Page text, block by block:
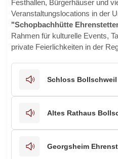
Festhallen, Bürgerhäuser und
Veranstaltungslocations in der
"Schopbachhütte
Rahmen für kulturelle Events,
private Feierlichkeiten in der
Schloss Bollschweil
Altes Rathaus
Georgsheim